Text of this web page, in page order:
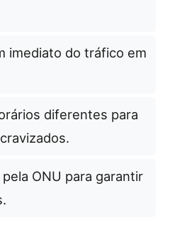
imediato do tráfico em
diferentes para
ONU para garantir